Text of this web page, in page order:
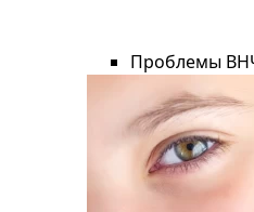
Проблемы